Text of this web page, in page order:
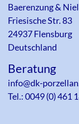
Baerenzung &
Friesische Str. 83
24937 Flensburg
Deutschland
Beratung
info@dk-
Tel.: 0049 (0) 461